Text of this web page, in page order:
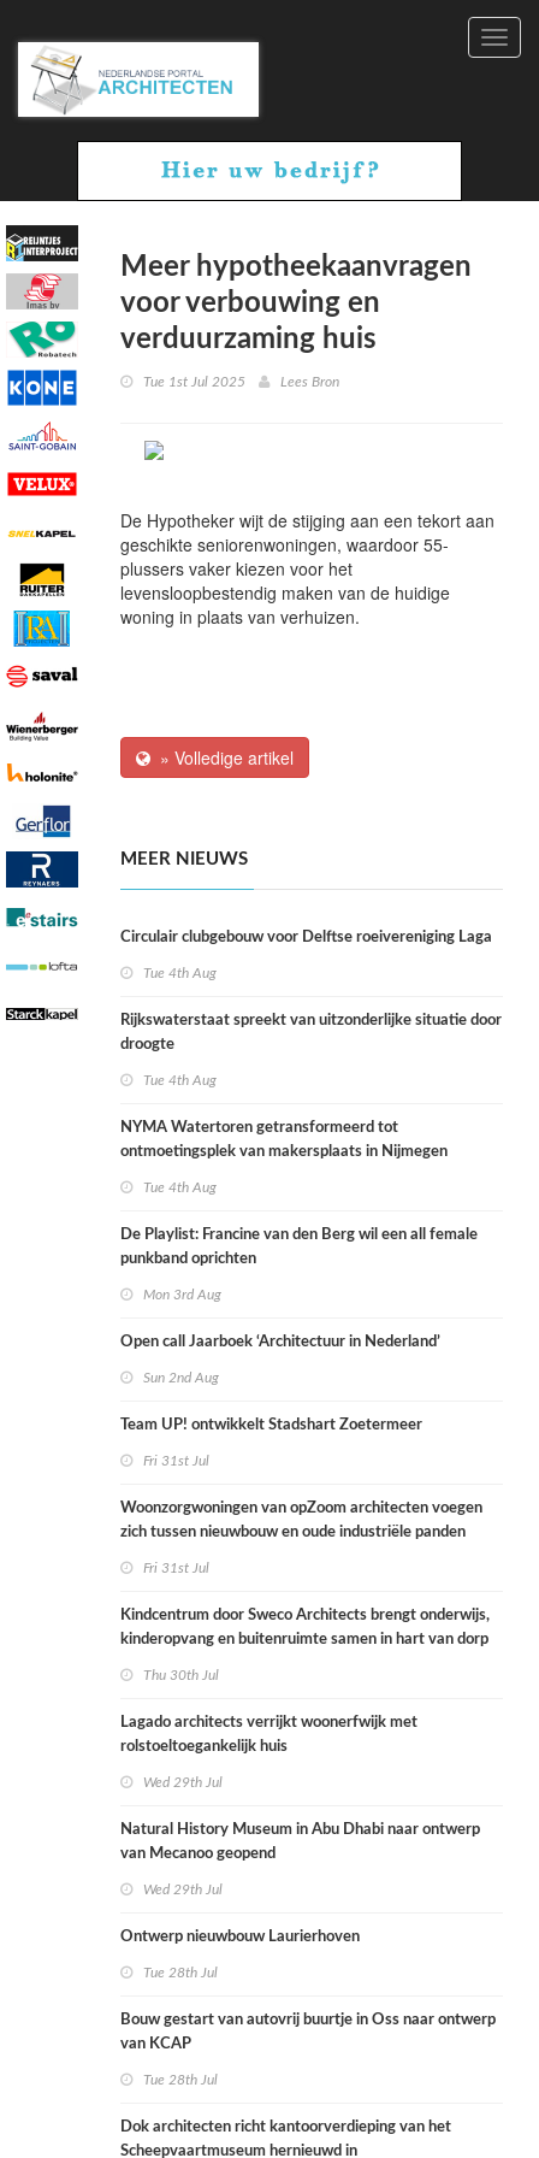
Meer hypotheekaanvragen
voor verbouwing en
verduurzaming huis
Tue 1st Jul 2025 Lees Bron
De Hypotheker wijt de stijging aan een tekort aan
geschikte seniorenwoningen, waardoor 55-
plussers vaker kiezen voor het
levensloopbestendig maken van de huidige
woning in plaats van verhuizen.
» Volledige artikel
MEER NIEUWS
Circulair clubgebouw voor Delftse roeivereniging Laga
Tue 4th Aug
Rijkswaterstaat spreekt van uitzonderlijke situatie door
droogte
Tue 4th Aug
NYMA Watertoren getransformeerd tot
ontmoetingsplek van makersplaats in Nijmegen
Tue 4th Aug
De Playlist: Francine van den Berg wil een all female
punkband oprichten
Mon 3rd Aug
Open call Jaarboek ‘Architectuur in Nederland’
Sun 2nd Aug
Team UP! ontwikkelt Stadshart Zoetermeer
Fri 31st Jul
Woonzorgwoningen van opZoom architecten voegen
zich tussen nieuwbouw en oude industriële panden
Fri 31st Jul
Kindcentrum door Sweco Architects brengt onderwijs,
kinderopvang en buitenruimte samen in hart van dorp
Thu 30th Jul
Lagado architects verrijkt woonerfwijk met
rolstoeltoegankelijk huis
Wed 29th Jul
Natural History Museum in Abu Dhabi naar ontwerp
van Mecanoo geopend
Wed 29th Jul
Ontwerp nieuwbouw Laurierhoven
Tue 28th Jul
Bouw gestart van autovrij buurtje in Oss naar ontwerp
van KCAP
Tue 28th Jul
Dok architecten richt kantoorverdieping van het
Scheepvaartmuseum hernieuwd in